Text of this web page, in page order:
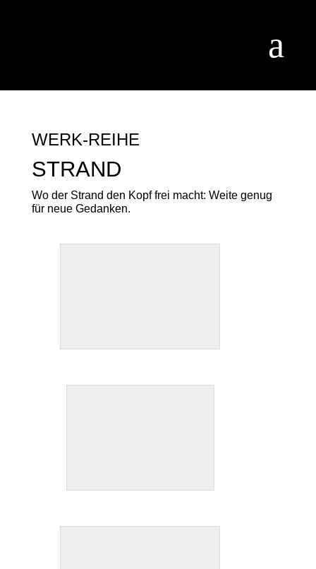
a
WERK-REIHE
STRAND
Wo der Strand den Kopf frei macht: Weite genug
für neue Gedanken.